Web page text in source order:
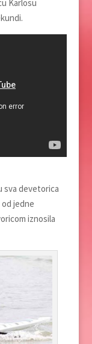
Karlosu
sva devetorica
jedne
iznosila